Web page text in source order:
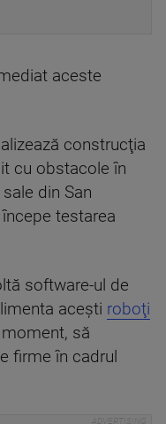
aceste
construcţia
cu obstacole în
din San
testarea
software-ul de
aceşti roboţi
să
firme în cadrul